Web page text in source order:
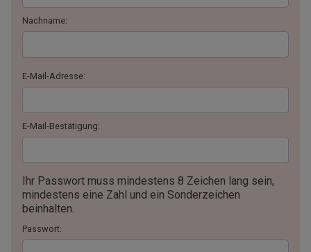
Nachname:
E-Mail-Adresse:
E-Mail-Bestätigung:
Ihr Passwort muss mindestens 8 Zeichen lang sein,
mindestens eine Zahl und ein Sonderzeichen
beinhalten.
Passwort: